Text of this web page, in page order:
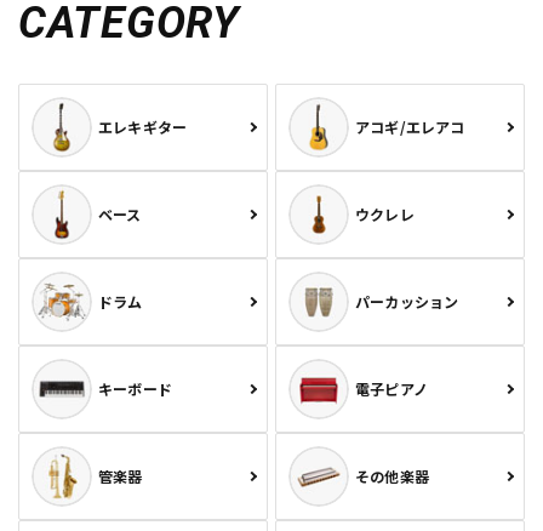
CATEGORY
エレキギター アコギ/エレアコ
ベース ウクレレ
ドラム パーカッション
キーボード 電子ピアノ
管楽器 その他楽器